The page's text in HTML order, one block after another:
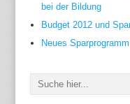
bei der Bildung
Budget 2012 und
Neues